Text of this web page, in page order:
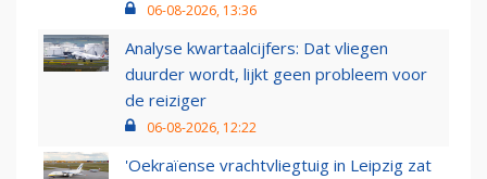
06-08-2026, 13:36
Analyse kwartaalcijfers: Dat vliegen
duurder wordt, lijkt geen probleem voor
de reiziger
06-08-2026, 12:22
'Oekraïense vrachtvliegtuig in Leipzig zat